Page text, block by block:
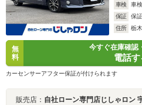
車検
車
保証
保
住所
栃
無
料
今すぐ在庫確認
電話す
カーセンサーアフター保証が付けられます
販売店： 自社ローン専門店じしゃロン